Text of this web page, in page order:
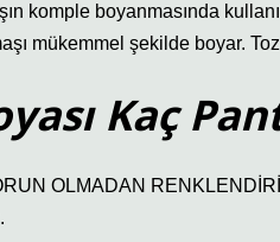
komple boyanmasında
mükemmel şekilde boyar.
Kaç
OLMADAN